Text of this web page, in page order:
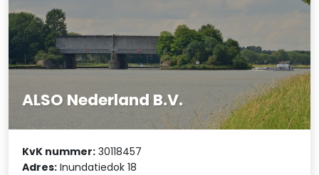
ALSO Nederland B.V.
KvK nummer: 30118457
Adres: Inundatiedok 18